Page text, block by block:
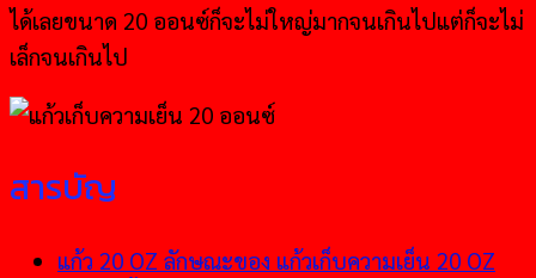
ได้เลยขนาด 20 ออนซ์ก็จะไม่ใหญ่มากจนเกินไปแต่ก็จะไม่
เล็กจนเกินไป
สารบัญ
แก้ว 20 OZ ลักษณะของ แก้วเก็บความเย็น 20 OZ